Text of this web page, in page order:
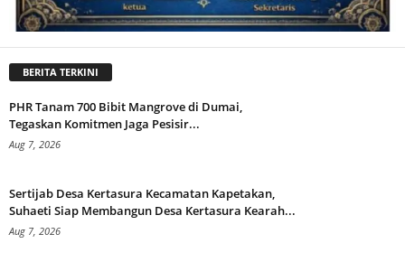
BERITA TERKINI
PHR Tanam 700 Bibit Mangrove di Dumai,
Tegaskan Komitmen Jaga Pesisir...
Aug 7, 2026
Sertijab Desa Kertasura Kecamatan Kapetakan,
Suhaeti Siap Membangun Desa Kertasura Kearah...
Aug 7, 2026